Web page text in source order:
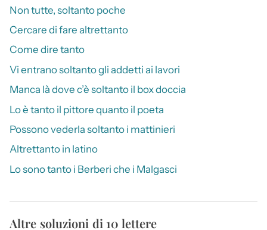
Non tutte, soltanto poche
Cercare di fare altrettanto
Come dire tanto
Vi entrano soltanto gli addetti ai lavori
Manca là dove c’è soltanto il box doccia
Lo è tanto il pittore quanto il poeta
Possono vederla soltanto i mattinieri
Altrettanto in latino
Lo sono tanto i Berberi che i Malgasci
Altre soluzioni di 10 lettere